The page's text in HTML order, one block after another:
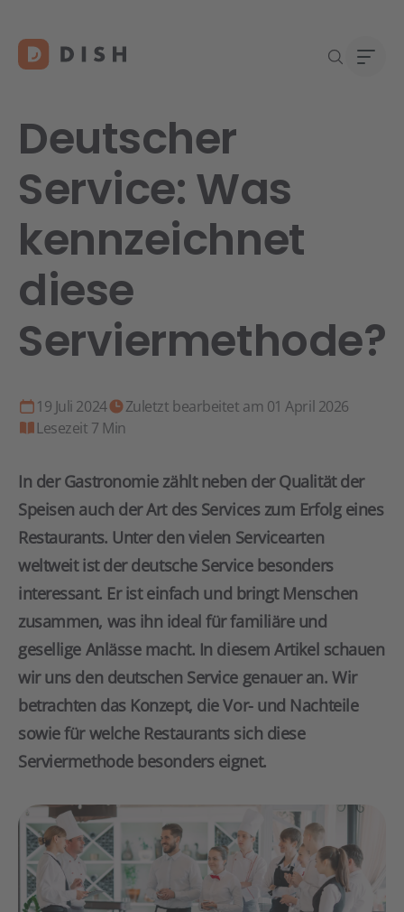
Deutscher
Service: Was
kennzeichnet
diese
Serviermethode?
19 Juli 2024
Zuletzt bearbeitet am 01 April 2026
Lesezeit 7 Min
In der Gastronomie zählt neben der Qualität der
Speisen auch der Art des Services zum Erfolg eines
Restaurants. Unter den vielen Servicearten
weltweit ist der deutsche Service besonders
interessant. Er ist einfach und bringt Menschen
zusammen, was ihn ideal für familiäre und
gesellige Anlässe macht. In diesem Artikel schauen
wir uns den deutschen Service genauer an. Wir
betrachten das Konzept, die Vor- und Nachteile
sowie für welche Restaurants sich diese
Serviermethode besonders eignet.